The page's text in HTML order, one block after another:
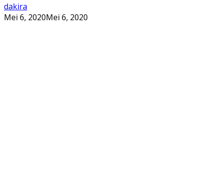
dakira
Mei 6, 2020Mei 6, 2020